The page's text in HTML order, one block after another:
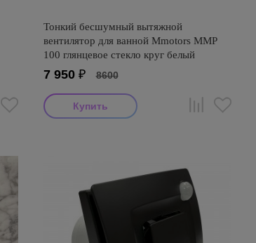
Тонкий бесшумный вытяжной
вентилятор для ванной Mmotors ММР
100 глянцевое стекло круг белый
7 950₽ 8600